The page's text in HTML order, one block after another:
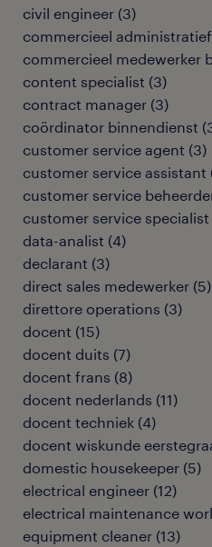
civil engineer (3)
commercieel
commercieel medewerker
content specialist (3)
contract manager (3)
coördinator binnendienst (
customer service agent (3)
customer service assistant
customer service
customer service specialist
data-analist (4)
declarant (3)
direct sales medewerker (5)
direttore operations (3)
docent (15)
docent duits (7)
docent frans (8)
docent nederlands (11)
docent techniek (4)
docent wiskunde
domestic housekeeper (5)
electrical engineer (12)
electrical maintenance
equipment cleaner (13)